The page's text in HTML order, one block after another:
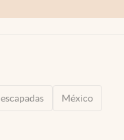
escapadas México